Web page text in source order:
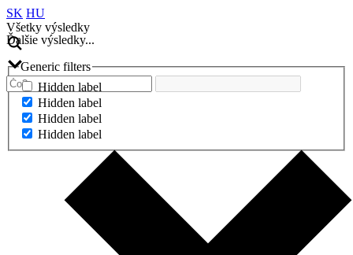
SK HU
Všetky výsledky
Ďalšie výsledky...
Generic filters
Hidden label
Hidden label
Hidden label
Hidden label
Ďalšie výsledky...